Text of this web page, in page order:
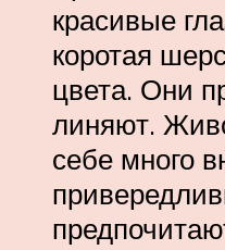
красивые
коротая
цвета. Они
линяют.
себе много